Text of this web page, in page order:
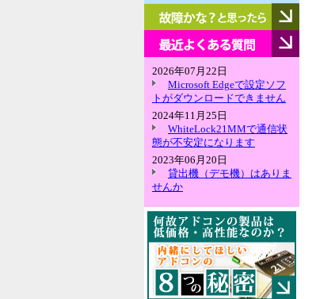
な？
思
っ
た
ら
く
あ
る
質
問
2026年07月22日
Microsoft Edgeで設定ソフ
トがダウンロードできません
2024年11月25日
WhiteLock21MMで通信状
態が不安定になります
2023年06月20日
貸出機（デモ機）はありま
せんか